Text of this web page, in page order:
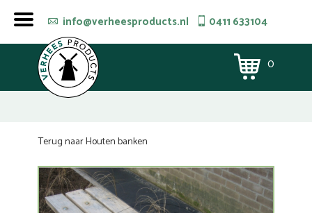
info@verheesproducts.nl 0411 633104
0
Terug naar Houten banken